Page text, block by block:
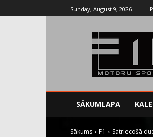
Sunday, August 9, 2026
SĀKUMLAPA
Sākums F1 Satriecošā